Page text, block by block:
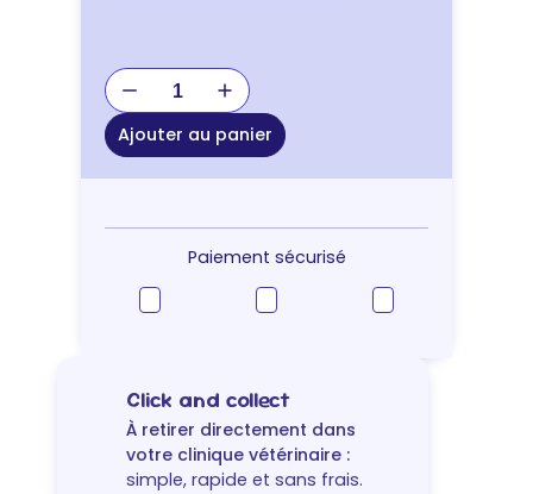
quantité
de
JOUET
CHAT
SNACK
Ajouter au panier
Paiement sécurisé
Click and collect
À retirer directement dans
votre clinique vétérinaire :
simple, rapide et sans frais.